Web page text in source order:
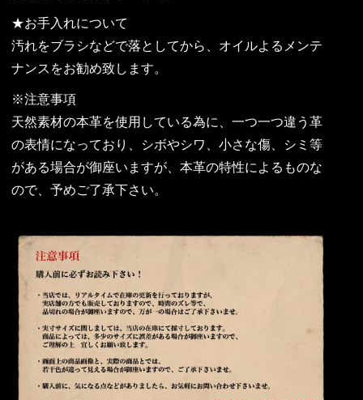
★お手入れについて
汚れをブラシなどで落としてから、オイルよるメンテ
ナンスをお勧め致します。
※注意事項
天然素材の本革を使用している為に、一つ一つ違う革
の表情になっており、シボやシワ、小さな傷、シミ等
がある場合が御座いますが、本革の特性によるものな
ので、予めご了承下さい。